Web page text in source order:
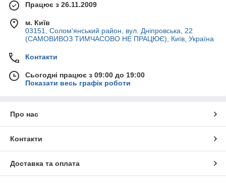
Працює з 26.11.2009
м. Київ
03151, Солом'янський район, вул. Дніпровська, 22
(САМОВИВОЗ ТИМЧАСОВО НЕ ПРАЦЮЄ), Київ, Україна
Контакти
Сьогодні працює з 09:00 до 19:00
Показати весь графік роботи
Про нас
Контакти
Доставка та оплата